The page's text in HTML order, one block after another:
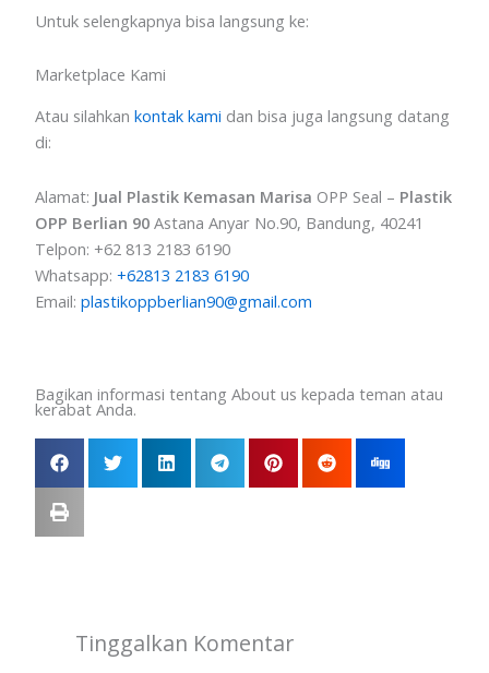
Untuk selengkapnya bisa langsung ke:
Marketplace Kami
Atau silahkankontak kami dan bisa juga langsung datang
di:
Alamat: Jual Plastik Kemasan Marisa OPP Seal – Plastik
OPP Berlian 90 Astana Anyar No.90, Bandung, 40241
Telpon: +62 813 2183 6190
Whatsapp:+62813 2183 6190
Email:plastikoppberlian90@gmail.com
Bagikan informasi tentang About us kepada teman atau
kerabat Anda.
Tinggalkan Komentar